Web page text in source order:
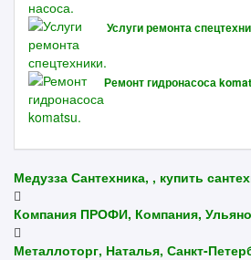
Услуги ремонта
Ремонт гидронасоса
Медузза Сантехника, , купить
Компания ПРОФИ, Компания,
Металлоторг, Наталья, Санкт-